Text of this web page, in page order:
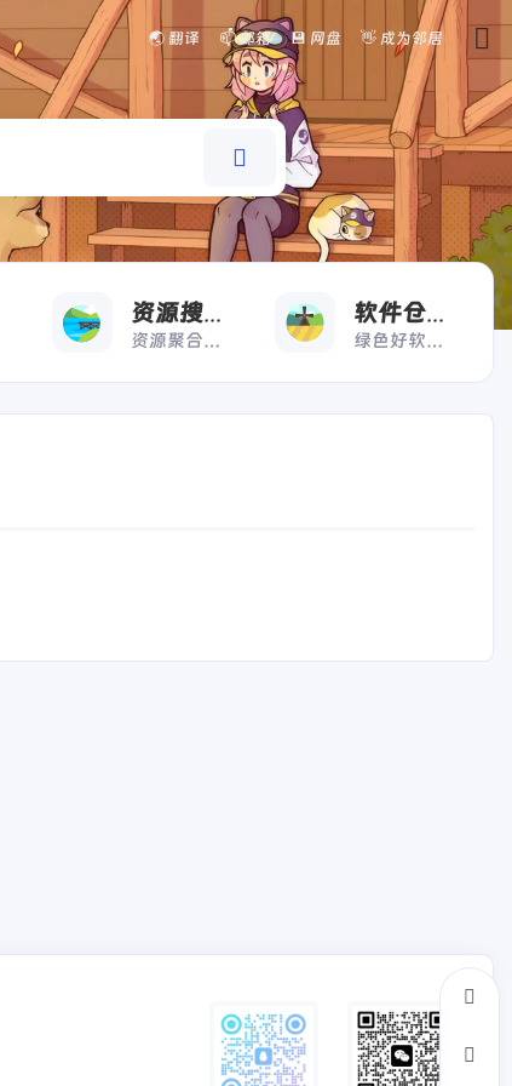
🌏 翻译 📫 邮箱 💾 网盘 👋 成为邻居
资源搜索
资源聚合搜索快人一步
软件仓库
绿色好软极速下载